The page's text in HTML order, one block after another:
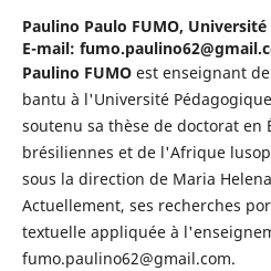
Paulino Paulo FUMO, Université
E-mail:
Paulino FUMOest enseignant
bantu à l'Université
soutenu sa thèse de doctorat en
brésiliennes et de l'Afrique
sous la direction de Maria Helena
Actuellement, ses recherches
textuelle appliquée à
fumo.paulino62@gmail.com.